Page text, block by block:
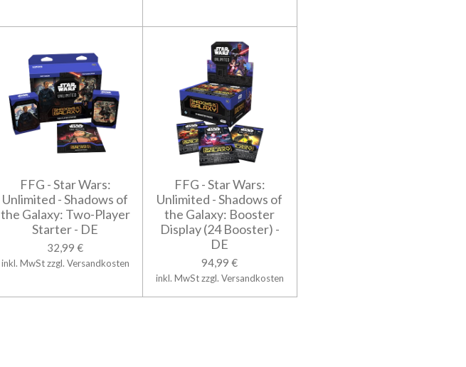
FFG - Star Wars:
Unlimited - Shadows of
the Galaxy: Two-Player
Starter - DE
32,99 €
inkl. MwSt zzgl. Versandkosten
FFG - Star Wars:
Unlimited - Shadows of
the Galaxy: Booster
Display (24 Booster) -
DE
94,99 €
inkl. MwSt zzgl. Versandkosten